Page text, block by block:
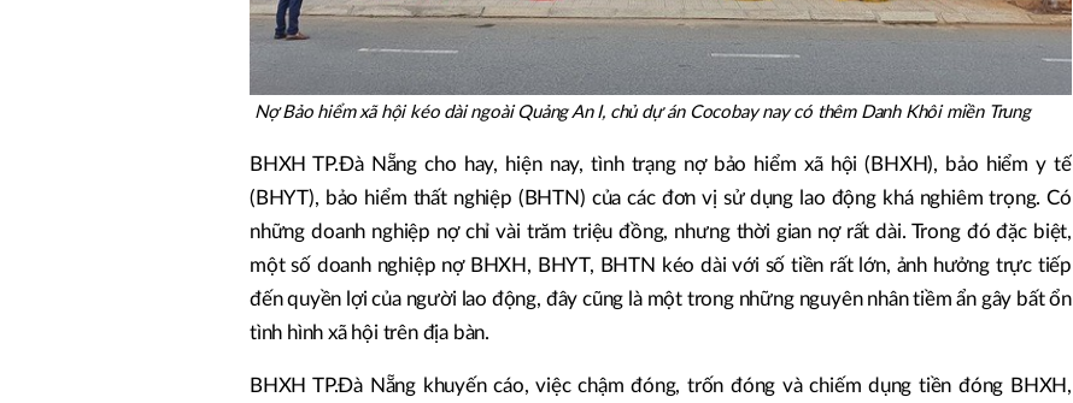
Nợ Bảo hiểm xã hội kéo dài ngoài Quảng An I, chủ dự án Cocobay nay có thêm Danh Khôi miền Trung
BHXH TP.Đà Nẵng cho hay, hiện nay, tình trạng nợ bảo hiểm xã hội (BHXH), bảo hiểm y tế
(BHYT), bảo hiểm thất nghiệp (BHTN) của các đơn vị sử dụng lao động khá nghiêm trọng. Có
những doanh nghiệp nợ chỉ vài trăm triệu đồng, nhưng thời gian nợ rất dài. Trong đó đặc biệt,
một số doanh nghiệp nợ BHXH, BHYT, BHTN kéo dài với số tiền rất lớn, ảnh hưởng trực tiếp
đến quyền lợi của người lao động, đây cũng là một trong những nguyên nhân tiềm ẩn gây bất ổn
tình hình xã hội trên địa bàn.
BHXH TP.Đà Nẵng khuyến cáo, việc chậm đóng, trốn đóng và chiếm dụng tiền đóng BHXH,